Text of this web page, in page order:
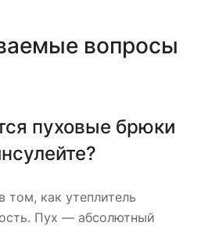
вопросы
пуховые брюки
том, как утеплитель
Пух — абсолютный